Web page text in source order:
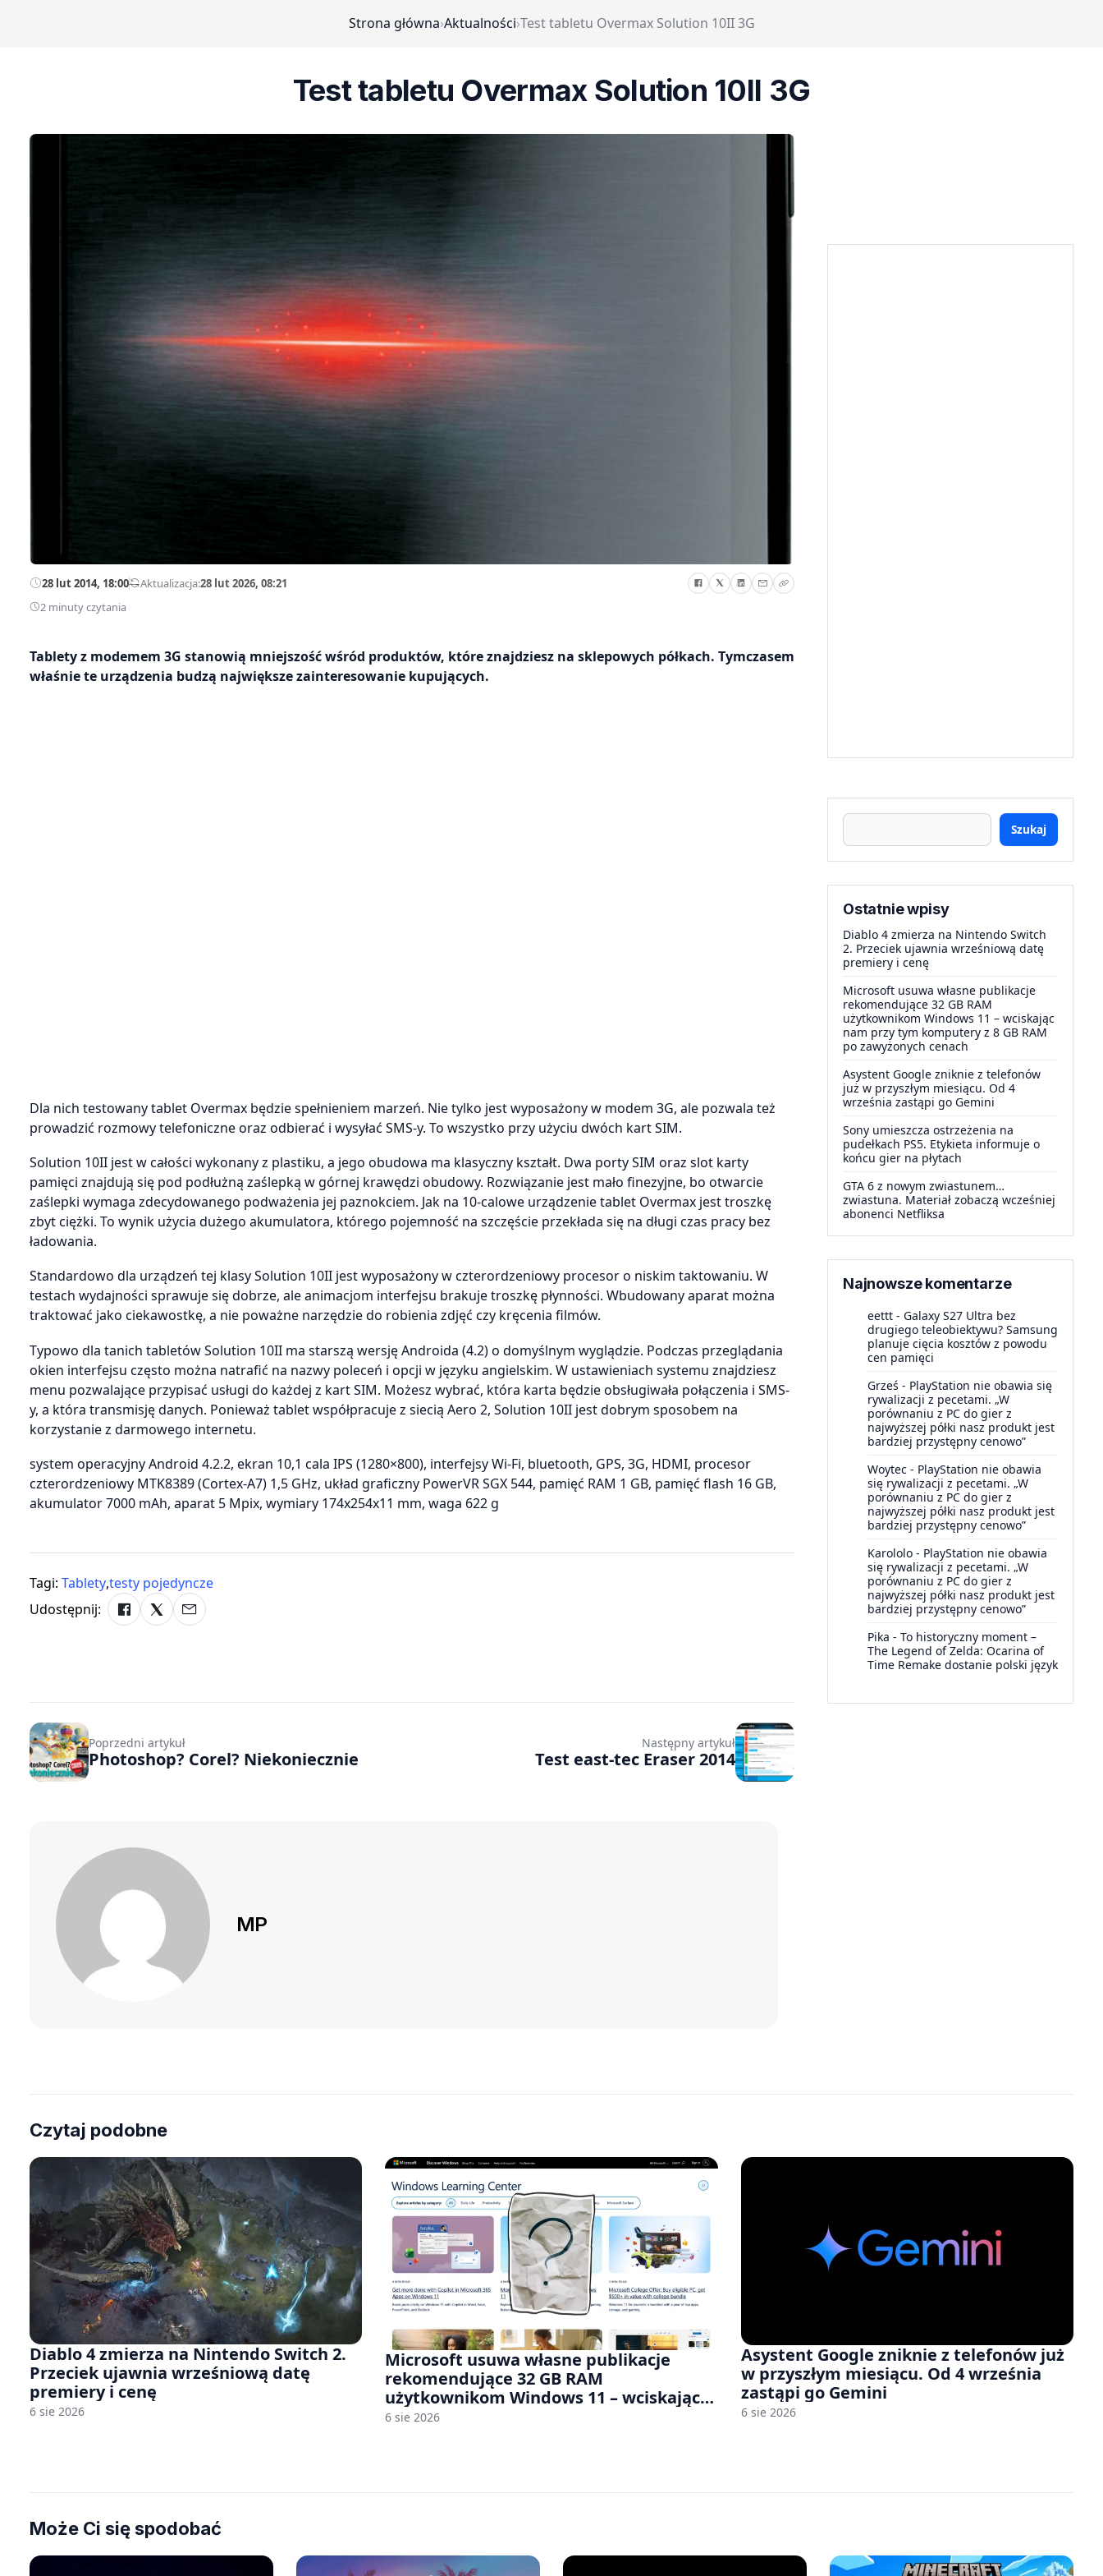
Strona główna›Aktualności›Test tabletu Overmax Solution 10II 3G
Test tabletu Overmax Solution 10II 3G
28 lut 2014, 18:00—Aktualizacja:28 lut 2026, 08:21
2 minuty czytania
Tablety z modemem 3G stanowią mniejszość wśród produktów, które znajdziesz na sklepowych półkach. Tymczasem
właśnie te urządzenia budzą największe zainteresowanie kupujących.
Dla nich testowany tablet Overmax będzie spełnieniem marzeń. Nie tylko jest wyposażony w modem 3G, ale pozwala też
prowadzić rozmowy telefoniczne oraz odbierać i wysyłać SMS-y. To wszystko przy użyciu dwóch kart SIM.
Solution 10II jest w całości wykonany z plastiku, a jego obudowa ma klasyczny kształt. Dwa porty SIM oraz slot karty
pamięci znajdują się pod podłużną zaślepką w górnej krawędzi obudowy. Rozwiązanie jest mało finezyjne, bo otwarcie
zaślepki wymaga zdecydowanego podważenia jej paznokciem. Jak na 10-calowe urządzenie tablet Overmax jest troszkę
zbyt ciężki. To wynik użycia dużego akumulatora, którego pojemność na szczęście przekłada się na długi czas pracy bez
ładowania.
Standardowo dla urządzeń tej klasy Solution 10II jest wyposażony w czterordzeniowy procesor o niskim taktowaniu. W
testach wydajności sprawuje się dobrze, ale animacjom interfejsu brakuje troszkę płynności. Wbudowany aparat można
traktować jako ciekawostkę, a nie poważne narzędzie do robienia zdjęć czy kręcenia filmów.
Typowo dla tanich tabletów Solution 10II ma starszą wersję Androida (4.2) o domyślnym wyglądzie. Podczas przeglądania
okien interfejsu często można natrafić na nazwy poleceń i opcji w języku angielskim. W ustawieniach systemu znajdziesz
menu pozwalające przypisać usługi do każdej z kart SIM. Możesz wybrać, która karta będzie obsługiwała połączenia i SMS-
y, a która transmisję danych. Ponieważ tablet współpracuje z siecią Aero 2, Solution 10II jest dobrym sposobem na
korzystanie z darmowego internetu.
system operacyjny Android 4.2.2, ekran 10,1 cala IPS (1280×800), interfejsy Wi-Fi, bluetooth, GPS, 3G, HDMI, procesor
czterordzeniowy MTK8389 (Cortex-A7) 1,5 GHz, układ graficzny PowerVR SGX 544, pamięć RAM 1 GB, pamięć flash 16 GB,
akumulator 7000 mAh, aparat 5 Mpix, wymiary 174x254x11 mm, waga 622 g
Tagi: Tablety,testy pojedyncze
Udostępnij:
Szukaj
Ostatnie wpisy
Diablo 4 zmierza na Nintendo Switch
2. Przeciek ujawnia wrześniową datę
premiery i cenę
Microsoft usuwa własne publikacje
rekomendujące 32 GB RAM
użytkownikom Windows 11 – wciskając
nam przy tym komputery z 8 GB RAM
po zawyżonych cenach
Asystent Google zniknie z telefonów
już w przyszłym miesiącu. Od 4
września zastąpi go Gemini
Sony umieszcza ostrzeżenia na
pudełkach PS5. Etykieta informuje o
końcu gier na płytach
GTA 6 z nowym zwiastunem…
zwiastuna. Materiał zobaczą wcześniej
abonenci Netfliksa
Najnowsze komentarze
eettt - Galaxy S27 Ultra bez
drugiego teleobiektywu? Samsung
planuje cięcia kosztów z powodu
cen pamięci
Grześ - PlayStation nie obawia się
rywalizacji z pecetami. „W
porównaniu z PC do gier z
najwyższej półki nasz produkt jest
bardziej przystępny cenowo”
Woytec - PlayStation nie obawia
się rywalizacji z pecetami. „W
porównaniu z PC do gier z
najwyższej półki nasz produkt jest
bardziej przystępny cenowo”
Karololo - PlayStation nie obawia
się rywalizacji z pecetami. „W
porównaniu z PC do gier z
najwyższej półki nasz produkt jest
bardziej przystępny cenowo”
Pika - To historyczny moment –
The Legend of Zelda: Ocarina of
Time Remake dostanie polski język
Poprzedni artykuł
Photoshop? Corel? Niekoniecznie
Następny artykuł
Test east-tec Eraser 2014
MP
Czytaj podobne
Diablo 4 zmierza na Nintendo Switch 2.
Przeciek ujawnia wrześniową datę
premiery i cenę
6 sie 2026
Microsoft usuwa własne publikacje
rekomendujące 32 GB RAM
użytkownikom Windows 11 – wciskając
nam przy tym komputery z 8 GB RAM po
6 sie 2026
Asystent Google zniknie z telefonów już
w przyszłym miesiącu. Od 4 września
zastąpi go Gemini
6 sie 2026
Może Ci się spodobać